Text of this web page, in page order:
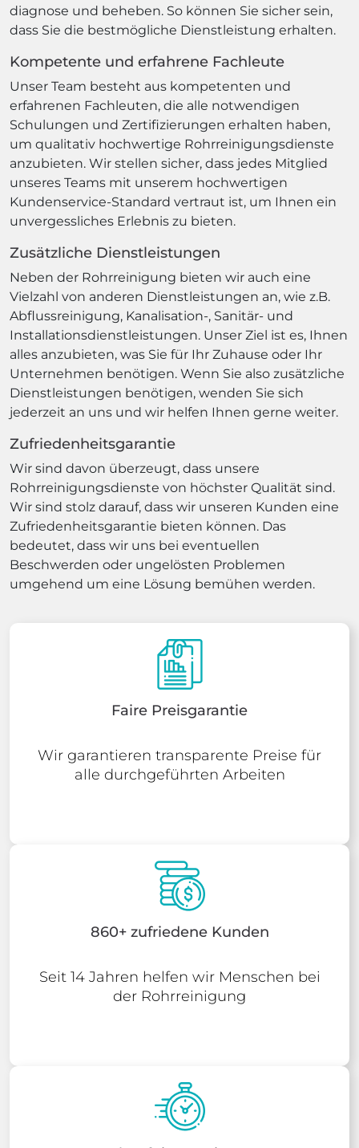
diagnose und beheben. So können Sie sicher sein,
dass Sie die bestmögliche Dienstleistung erhalten.
Kompetente und erfahrene Fachleute
Unser Team besteht aus kompetenten und
erfahrenen Fachleuten, die alle notwendigen
Schulungen und Zertifizierungen erhalten haben,
um qualitativ hochwertige Rohrreinigungsdienste
anzubieten. Wir stellen sicher, dass jedes Mitglied
unseres Teams mit unserem hochwertigen
Kundenservice-Standard vertraut ist, um Ihnen ein
unvergessliches Erlebnis zu bieten.
Zusätzliche Dienstleistungen
Neben der Rohrreinigung bieten wir auch eine
Vielzahl von anderen Dienstleistungen an, wie z.B.
Abflussreinigung, Kanalisation-, Sanitär- und
Installationsdienstleistungen. Unser Ziel ist es, Ihnen
alles anzubieten, was Sie für Ihr Zuhause oder Ihr
Unternehmen benötigen. Wenn Sie also zusätzliche
Dienstleistungen benötigen, wenden Sie sich
jederzeit an uns und wir helfen Ihnen gerne weiter.
Zufriedenheitsgarantie
Wir sind davon überzeugt, dass unsere
Rohrreinigungsdienste von höchster Qualität sind.
Wir sind stolz darauf, dass wir unseren Kunden eine
Zufriedenheitsgarantie bieten können. Das
bedeutet, dass wir uns bei eventuellen
Beschwerden oder ungelösten Problemen
umgehend um eine Lösung bemühen werden.
Faire Preisgarantie
Wir garantieren transparente Preise für
alle durchgeführten Arbeiten
860+ zufriedene Kunden
Seit 14 Jahren helfen wir Menschen bei
der Rohrreinigung